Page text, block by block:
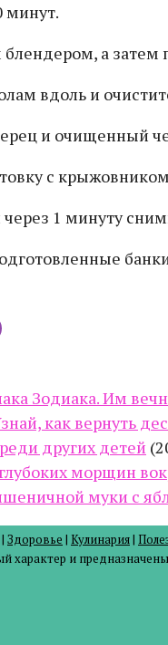
минут.
а затем
вдоль и
и очищенный
с
1 минуту
Зодиака. Им
как вернуть
других детей
морщин
муки с
| Здоровье | Кулинария|
и